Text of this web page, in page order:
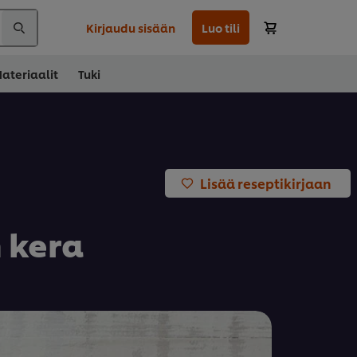
Kirjaudu sisään Luo tili
Tuki
Lisää reseptikirjaan